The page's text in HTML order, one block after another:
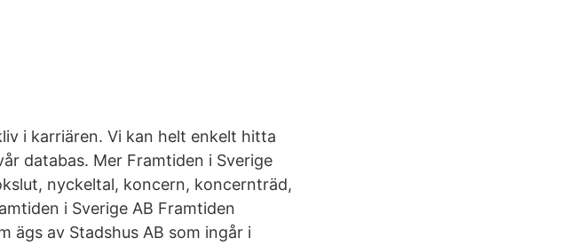
i karriären. Vi kan helt enkelt hitta
databas. Mer Framtiden i Sverige
nyckeltal, koncern, koncernträd,
i Sverige AB Framtiden
ägs av Stadshus AB som ingår i